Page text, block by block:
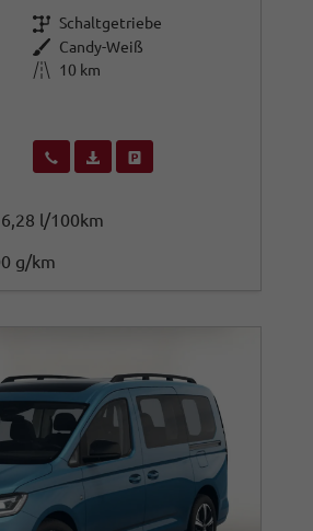
Getriebe Schaltgetriebe
Außenfarbe Candy-Weiß
Kilometerstand
10 km
Wir rufen Sie anFahrzeugexposé (PDF)
Fahrzeug parken
6,28 l/100km
g/km